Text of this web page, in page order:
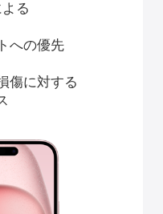
る
への優先
傷に対する